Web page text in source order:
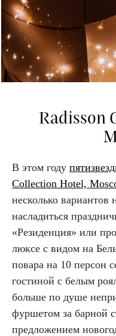
Radisson
В этом году
Collection Hotel,
несколько
насладиться
«Резиденция» или
люксе с видом на
повара на 10 персон
гостиной с белым
больше по душе
фуршетом за барной
предложением